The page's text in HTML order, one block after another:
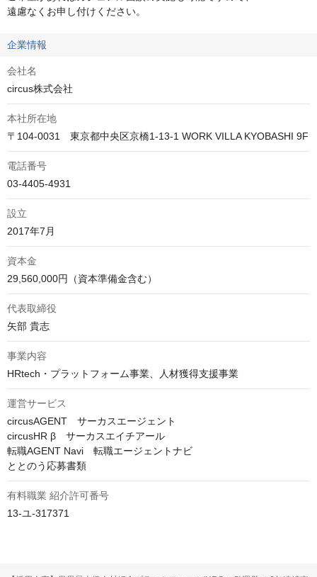
遠慮なくお申し付けください。
企業情報
会社名
circus株式会社
本社所在地
〒104-0031　東京都中央区京橋1-13-1 WORK VILLA KYOBASHI 9F
電話番号
03-4405-4931
設立
2017年7月
資本金
29,560,000円（資本準備金含む）
代表取締役
矢部 貴志
事業内容
HRtech・プラットフォーム事業、人材獲得支援事業
運営サービス
circusAGENT　サーカスエージェント
circusHR β　サーカスエイチアール
転職AGENT Navi　転職エージェントナビ
ととのう応募書類
有料職業 紹介許可番号
13-ユ-317371